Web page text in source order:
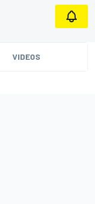
VIDEOS